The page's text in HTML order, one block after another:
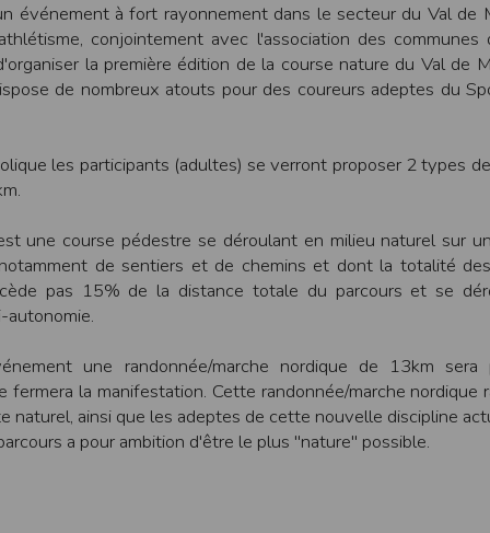
événement à fort rayonnement dans le secteur du Val de
conjointement avec l'association des communes
la première édition de la course nature du Val de
de nombreux atouts pour des coureurs adeptes du
les participants (adultes) se verront proposer 2 types
une course pédestre se déroulant en milieu naturel sur
de sentiers et de chemins et dont la totalité
pas 15% de la distance totale du parcours et se
autonomie.
une randonnée/marche nordique de 13km sera
fermera la manifestation. Cette randonnée/marche nordique
naturel, ainsi que les adeptes de cette nouvelle discipline
a pour ambition d'être le plus "nature" possible.
Édition > Préférences.
à la section
navigateur depuis nos serveurs, que vous utilisiez un ordinateur,
nous les employons pour vous identifier de page en page lorsque
les visiteurs d'une page.
européenne : La RGPD A ce titre, un DPO a été nommé :
données
à l'informatique et aux libertés, modifiée en août 2004, le présent
collectées et ultérieurement traitées par nos soins sont celles